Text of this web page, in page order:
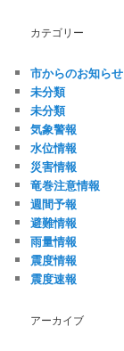
カテゴリー
市からのお知らせ
未分類
未分類
気象警報
水位情報
災害情報
竜巻注意情報
週間予報
避難情報
雨量情報
震度情報
震度速報
アーカイブ